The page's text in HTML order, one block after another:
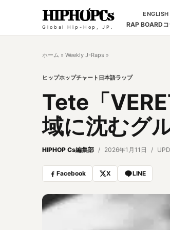
HIPHOPCs
Global Hip-Hop, JP.
ENGLISH
RAP BOARD
ホーム » Weekly J-Raps »
ヒップホップチャート 日本語ラップ
Tete「
域に沈むグ
HIPHOP Cs編集部 2026年1月11日
Facebook X LINE